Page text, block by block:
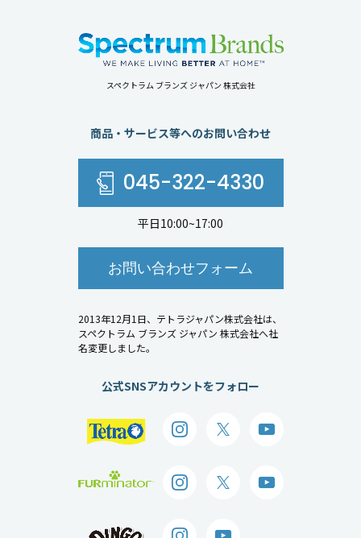
スペクトラム ブランズ ジャパン 株式会社
商品・サービス等へのお問い合わせ
045-322-4330
平日10:00~17:00
お問い合わせフォーム
2013年12月1日、テトラジャパン株式会社は、
スペクトラム ブランズ ジャパン 株式会社へ社
名変更しました。
公式SNSアカウントをフォロー